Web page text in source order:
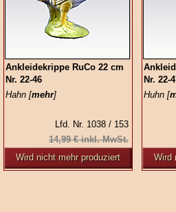
Ankleidekrippe RuCo 22 cm
Nr. 22-46
Hahn [mehr]
Lfd. Nr. 1038 / 153
14,99 € inkl. MwSt.
Wird nicht mehr produziert
Nr. 22-
Huhn [
Wird